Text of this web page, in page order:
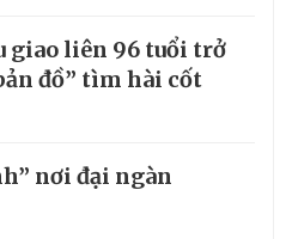
giao liên 96 tuổi trở
đồ” tìm hài cốt
nơi đại ngàn